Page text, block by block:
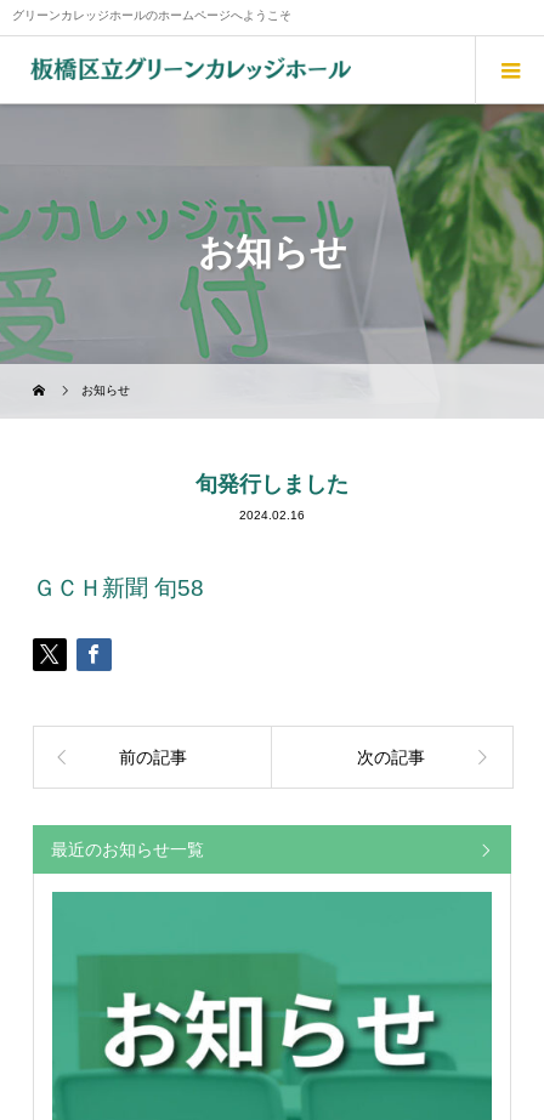
グリーンカレッジホールのホームページへようこそ
お知らせ
お知らせ
旬発行しました
2024.02.16
ＧＣＨ新聞 旬58
前の記事 次の記事
最近のお知らせ一覧